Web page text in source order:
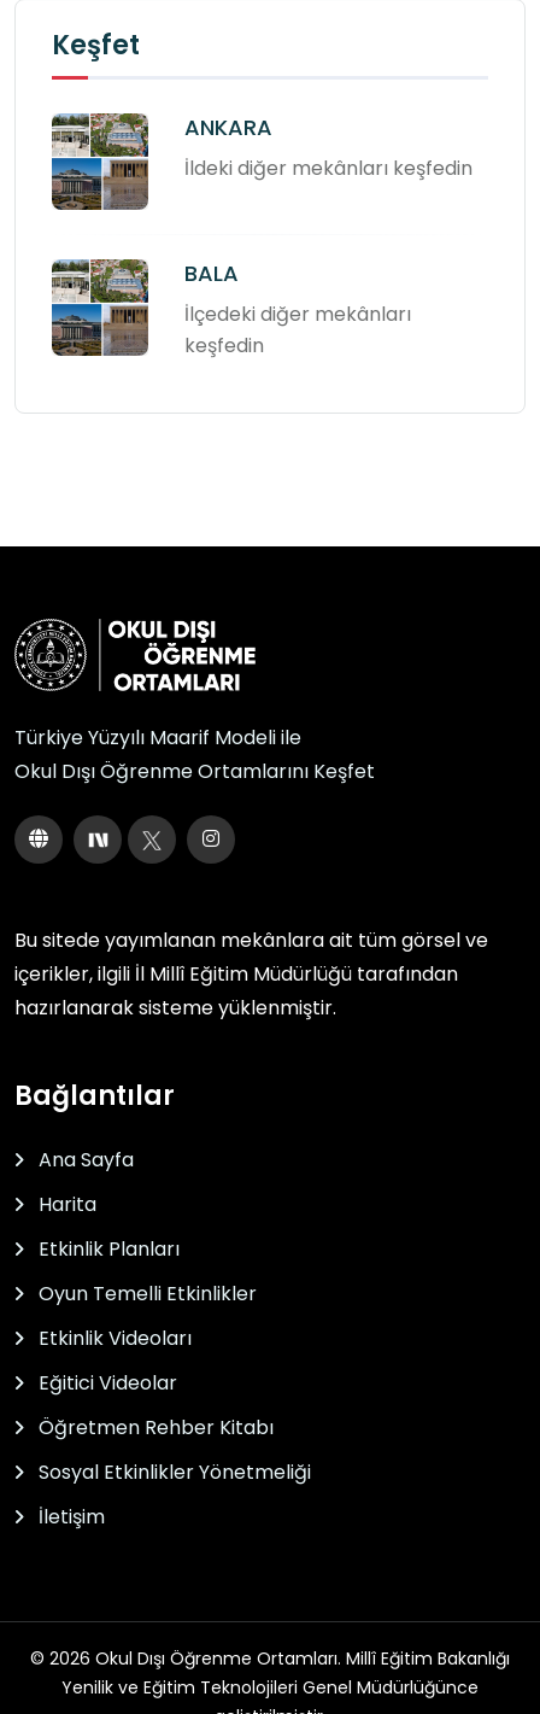
Keşfet
ANKARA
İldeki diğer mekânları keşfedin
BALA
İlçedeki diğer mekânları
keşfedin
Türkiye Yüzyılı Maarif Modeli ile
Okul Dışı Öğrenme Ortamlarını Keşfet
Bu sitede yayımlanan mekânlara ait tüm görsel ve
içerikler, ilgili İl Millî Eğitim Müdürlüğü tarafından
hazırlanarak sisteme yüklenmiştir.
Bağlantılar
Ana Sayfa
Harita
Etkinlik Planları
Oyun Temelli Etkinlikler
Etkinlik Videoları
Eğitici Videolar
Öğretmen Rehber Kitabı
Sosyal Etkinlikler Yönetmeliği
İletişim
© 2026 Okul Dışı Öğrenme Ortamları. Millî Eğitim Bakanlığı
Yenilik ve Eğitim Teknolojileri Genel Müdürlüğünce